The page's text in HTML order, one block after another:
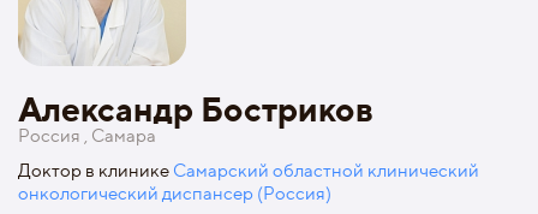
Александр Бостриков
Россия , Самара
Доктор в клинике Самарский областной клинический
онкологический диспансер (Россия)